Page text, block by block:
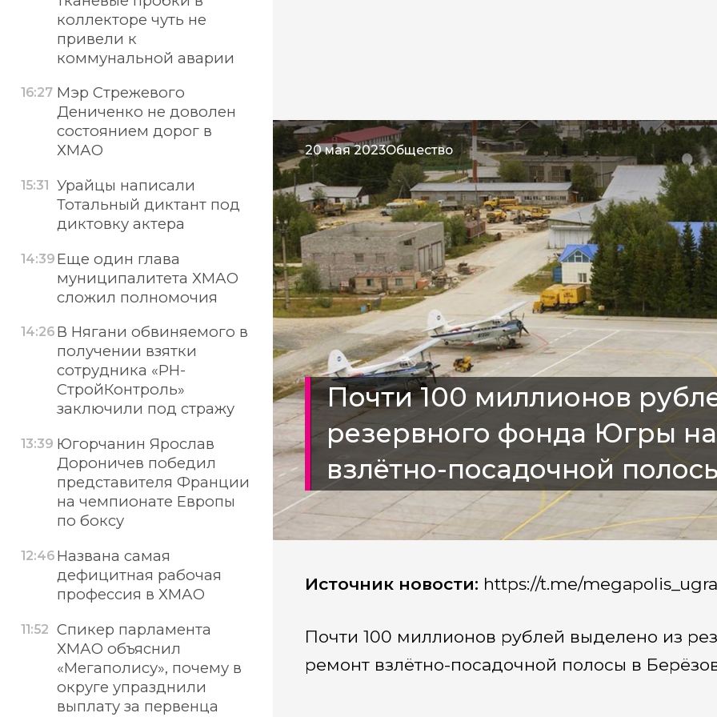
20 мая 2023Общество
Почти 100 миллионов
резервного фонда Югры
взлётно-посадочной
Источник новости: https://t.me/
Почти 100 миллионов рублей выделено из
ремонт взлётно-посадочной полосы в
коллекторе чуть не
привели к
коммунальной аварии
16:27 Мэр Стрежевого
Дениченко не доволен
состоянием дорог в
ХМАО
15:31 Урайцы написали
Тотальный диктант под
диктовку актера
14:39 Еще один глава
муниципалитета ХМАО
сложил полномочия
14:26 В Нягани обвиняемого в
получении взятки
сотрудника «РН-
СтройКонтроль»
заключили под стражу
13:39 Югорчанин Ярослав
Дороничев победил
представителя Франции
на чемпионате Европы
по боксу
12:46 Названа самая
дефицитная рабочая
профессия в ХМАО
11:52 Спикер парламента
ХМАО объяснил
«Мегаполису», почему в
округе упразднили
выплату за первенца